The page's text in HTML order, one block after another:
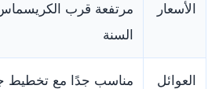
الأسعار
مرتفعة قرب
السنة
العوائل مناسب جدًا مع تخطيط